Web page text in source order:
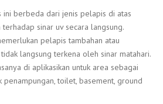
ini berbeda dari jenis pelapis di atas
sinar uv secara langsung.
pelapis tambahan atau
langsung terkena oleh sinar matahari.
di aplikasikan untuk area sebagai
penampungan, toilet, basement, ground